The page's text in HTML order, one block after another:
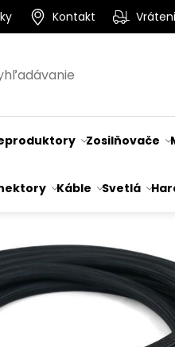
Kontakt
Zosilňovače
Káble Svetlá